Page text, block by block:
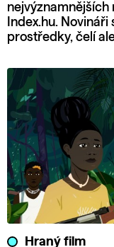
nejvýznamnějších
Index.hu.
prostředky, čelí
Hraný film